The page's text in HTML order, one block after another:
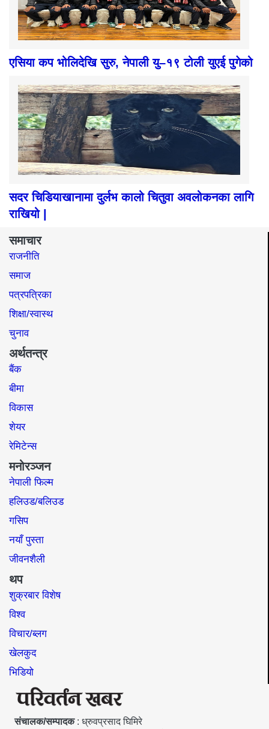
एसिया कप भोलिदेखि सुरु, नेपाली यु–१९ टोली युएई पुगेको
सदर चिडियाखानामा दुर्लभ कालो चितुवा अवलोकनका लागि
राखियो |
समाचार
राजनीति
समाज​
पत्रपत्रिका
शिक्षा/स्वास्थ
चुनाव
अर्थतन्त्र
बैंक
बीमा
विकास
शेयर
रेमिटेन्स
मनोरञ्जन
नेपाली फिल्म
हलिउड/बलिउड
गसिप
नयाँ पुस्ता
जीवनशैली
थप
शुक्रबार विशेष
विश्व
विचार/ब्लग
खेलकुद
भिडियो
संचालक/सम्पादक: ध्रुवप्रसाद घिमिरे